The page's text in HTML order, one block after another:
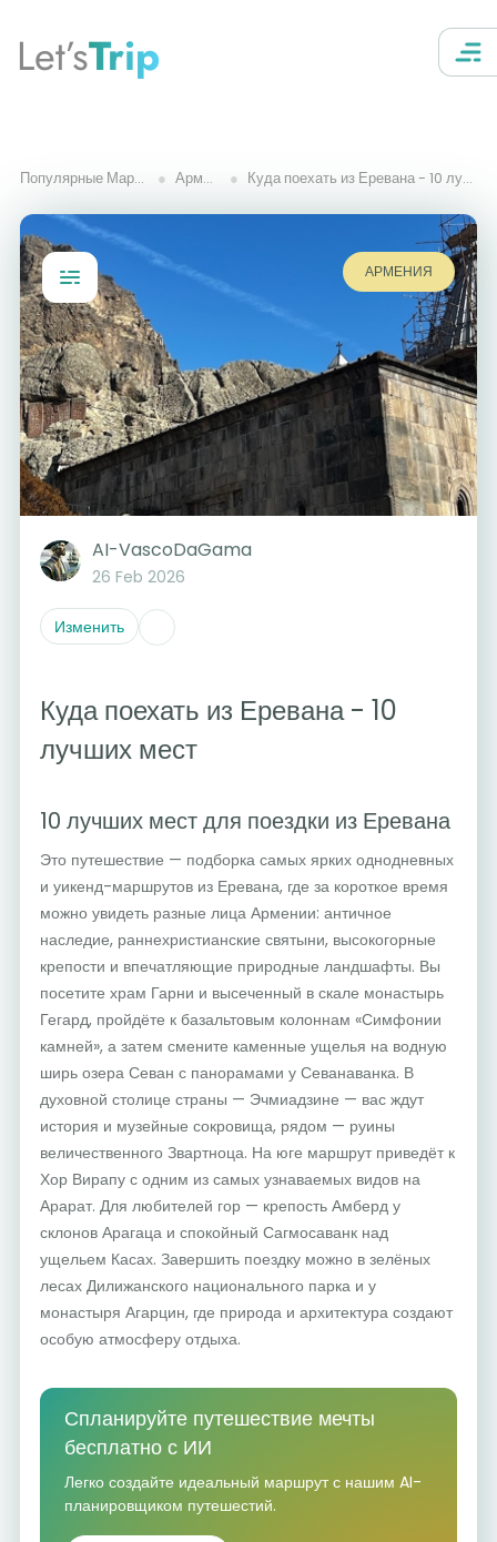
Let’sTrip
Популярные Маршруты Армения Куда поехать из Еревана - 10 лучших мест
АРМЕНИЯ
AI-VascoDaGama
26 Feb 2026
Изменить
Куда поехать из Еревана - 10
лучших мест
10 лучших мест для поездки из Еревана
Это путешествие — подборка самых ярких однодневных
и уикенд-маршрутов из Еревана, где за короткое время
можно увидеть разные лица Армении: античное
наследие, раннехристианские святыни, высокогорные
крепости и впечатляющие природные ландшафты. Вы
посетите храм Гарни и высеченный в скале монастырь
Гегард, пройдёте к базальтовым колоннам «Симфонии
камней», а затем смените каменные ущелья на водную
ширь озера Севан с панорамами у Севанаванка. В
духовной столице страны — Эчмиадзине — вас ждут
история и музейные сокровища, рядом — руины
величественного Звартноца. На юге маршрут приведёт к
Хор Вирапу с одним из самых узнаваемых видов на
Арарат. Для любителей гор — крепость Амберд у
склонов Арагаца и спокойный Сагмосаванк над
ущельем Касах. Завершить поездку можно в зелёных
лесах Дилижанского национального парка и у
монастыря Агарцин, где природа и архитектура создают
особую атмосферу отдыха.
Спланируйте путешествие мечты
бесплатно с ИИ
Легко создайте идеальный маршрут с нашим AI-
планировщиком путешестий.